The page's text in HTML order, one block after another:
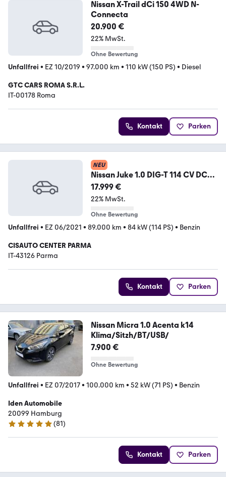
Nissan X-Trail dCi 150 4WD N-
Connecta
20.900 €
22% MwSt.
Ohne Bewertung
Unfallfrei • EZ 10/2019 • 97.000 km • 110 kW (150 PS) • Diesel
GTC CARS ROMA S.R.L.
IT-00178 Roma
Kontakt Parken
NEU
Nissan Juke 1.0 DIG-T 114 CV DCT
Tekna
17.999 €
22% MwSt.
Ohne Bewertung
Unfallfrei • EZ 06/2021 • 89.000 km • 84 kW (114 PS) • Benzin
CISAUTO CENTER PARMA
IT-43126 Parma
Kontakt Parken
Nissan Micra 1.0 Acenta k14
Klima/Sitzh/BT/USB/
7.900 €
Ohne Bewertung
Unfallfrei • EZ 07/2017• 100.000 km • 52 kW (71 PS) • Benzin
Iden Automobile
20099 Hamburg
5 Sterne
(81)
Kontakt Parken